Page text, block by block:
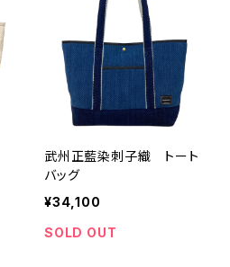
武州正藍染刺子織 トート
バッグ
¥34,100
SOLD OUT